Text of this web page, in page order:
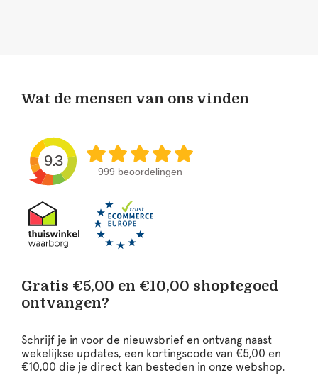
Wat de mensen van ons vinden
9.3
999 beoordelingen
Gratis €5,00 en €10,00 shoptegoed
ontvangen?
Schrijf je in voor de nieuwsbrief en ontvang naast
wekelijkse updates, een kortingscode van €5,00 en
€10,00 die je direct kan besteden in onze webshop.